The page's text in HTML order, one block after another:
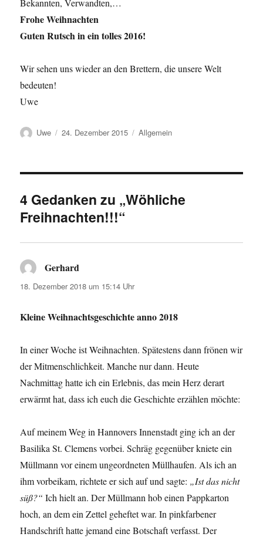
Bekannten, Verwandten,…
Frohe Weihnachten
Guten Rutsch in ein tolles 2016!
Wir sehen uns wieder an den Brettern, die unsere Welt
bedeuten!
Uwe
Autor
Uwe
Veröffentlicht
24. Dezember 2015 Kategorien
Allgemein
4 Gedanken zu „Wöhliche
Freihnachten!!!“
Gerhard
18. Dezember 2018 um 15:14 Uhr
Kleine Weihnachtsgeschichte anno 2018
In einer Woche ist Weihnachten. Spätestens dann frönen wir
der Mitmenschlichkeit. Manche nur dann. Heute
Nachmittag hatte ich ein Erlebnis, das mein Herz derart
erwärmt hat, dass ich euch die Geschichte erzählen möchte:
Auf meinem Weg in Hannovers Innenstadt ging ich an der
Basilika St. Clemens vorbei. Schräg gegenüber kniete ein
Müllmann vor einem ungeordneten Müllhaufen. Als ich an
ihm vorbeikam, richtete er sich auf und sagte: „Ist das nicht
süß?“ Ich hielt an. Der Müllmann hob einen Pappkarton
hoch, an dem ein Zettel geheftet war. In pinkfarbener
Handschrift hatte jemand eine Botschaft verfasst. Der